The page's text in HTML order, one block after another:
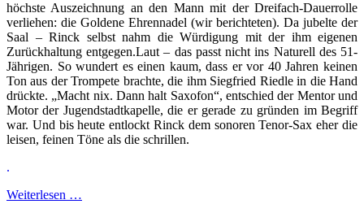
höchste Auszeichnung an den Mann mit der Dreifach-Dauerrolle
verliehen: die Goldene Ehrennadel (wir berichteten). Da jubelte der
Saal – Rinck selbst nahm die Würdigung mit der ihm eigenen
Zurückhaltung entgegen.Laut – das passt nicht ins Naturell des 51-
Jährigen. So wundert es einen kaum, dass er vor 40 Jahren keinen
Ton aus der Trompete brachte, die ihm Siegfried Riedle in die Hand
drückte. „Macht nix. Dann halt Saxofon“, entschied der Mentor und
Motor der Jugendstadtkapelle, die er gerade zu gründen im Begriff
war. Und bis heute entlockt Rinck dem sonoren Tenor-Sax eher die
leisen, feinen Töne als die schrillen.
.
Weiterlesen …